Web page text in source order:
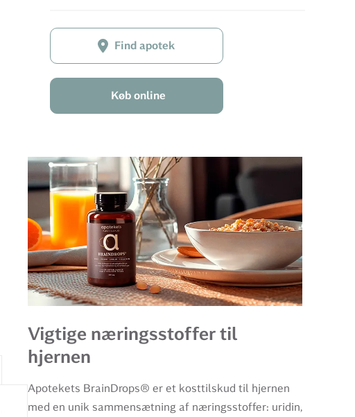
Find apotek
Køb online
Vigtige næringsstoffer til
hjernen
Apotekets BrainDrops® er et kosttilskud til hjernen
med en unik sammensætning af næringsstoffer: uridin,